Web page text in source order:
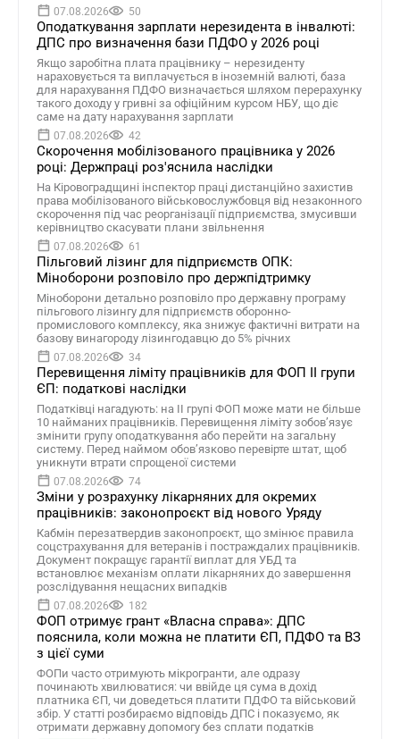
07.08.2026 50
Оподаткування зарплати нерезидента в інвалюті:
ДПС про визначення бази ПДФО у 2026 році
Якщо заробітна плата працівнику – нерезиденту
нараховується та виплачується в іноземній валюті, база
для нарахування ПДФО визначається шляхом перерахунку
такого доходу у гривні за офіційним курсом НБУ, що діє
саме на дату нарахування зарплати
07.08.2026 42
Скорочення мобілізованого працівника у 2026
році: Держпраці роз'яснила наслідки
На Кіровоградщині інспектор праці дистанційно захистив
права мобілізованого військовослужбовця від незаконного
скорочення під час реорганізації підприємства, змусивши
керівництво скасувати плани звільнення
07.08.2026 61
Пільговий лізинг для підприємств ОПК:
Міноборони розповіло про держпідтримку
Міноборони детально розповіло про державну програму
пільгового лізингу для підприємств оборонно-
промислового комплексу, яка знижує фактичні витрати на
базову винагороду лізингодавцю до 5% річних
07.08.2026 34
Перевищення ліміту працівників для ФОП II групи
ЄП: податкові наслідки
Податківці нагадують: на II групі ФОП може мати не більше
10 найманих працівників. Перевищення ліміту зобов’язує
змінити групу оподаткування або перейти на загальну
систему. Перед наймом обов’язково перевірте штат, щоб
уникнути втрати спрощеної системи
07.08.2026 74
Зміни у розрахунку лікарняних для окремих
працівників: законопроєкт від нового Уряду
Кабмін перезатвердив законопроєкт, що змінює правила
соцстрахування для ветеранів і постраждалих працівників.
Документ покращує гарантії виплат для УБД та
встановлює механізм оплати лікарняних до завершення
розслідування нещасних випадків
07.08.2026 182
ФОП отримує грант «Власна справа»: ДПС
пояснила, коли можна не платити ЄП, ПДФО та ВЗ
з цієї суми
ФОПи часто отримують мікрогранти, але одразу
починають хвилюватися: чи ввійде ця сума в дохід
платника ЄП, чи доведеться платити ПДФО та військовий
збір. У статті розбираємо відповідь ДПС і показуємо, як
отримати державну допомогу без сплати податків